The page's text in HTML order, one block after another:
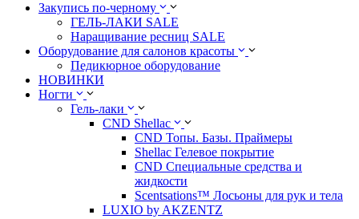
Закупись по-черному
ГЕЛЬ-ЛАКИ SALE
Наращивание ресниц SALE
Оборудование для салонов красоты
Педикюрное оборудование
НОВИНКИ
Ногти
Гель-лаки
CND Shellac
CND Топы. Базы. Праймеры
Shellac Гелевое покрытие
CND Специальные средства и
жидкости
Scentsations™ Лосьоны для рук и тела
LUXIO by AKZENTZ